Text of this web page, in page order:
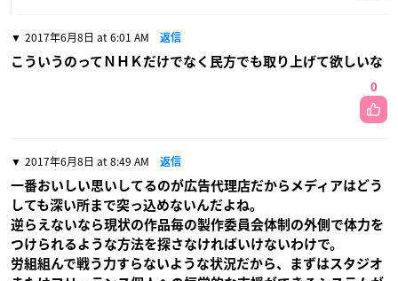
2017年6月8日 at 6:01 AM 返信
こういうのってＮＨＫだけでなく民方でも取り上げて欲しいな
0
2017年6月8日 at 8:49 AM 返信
一番おいしい思いしてるのが広告代理店だからメディアはどう
しても深い所まで突っ込めないんだよね。
逆らえないなら現状の作品毎の製作委員会体制の外側で体力を
つけられるような方法を探さなければいけないわけで。
労組組んで戦う力すらないような状況だから、まずはスタジオ